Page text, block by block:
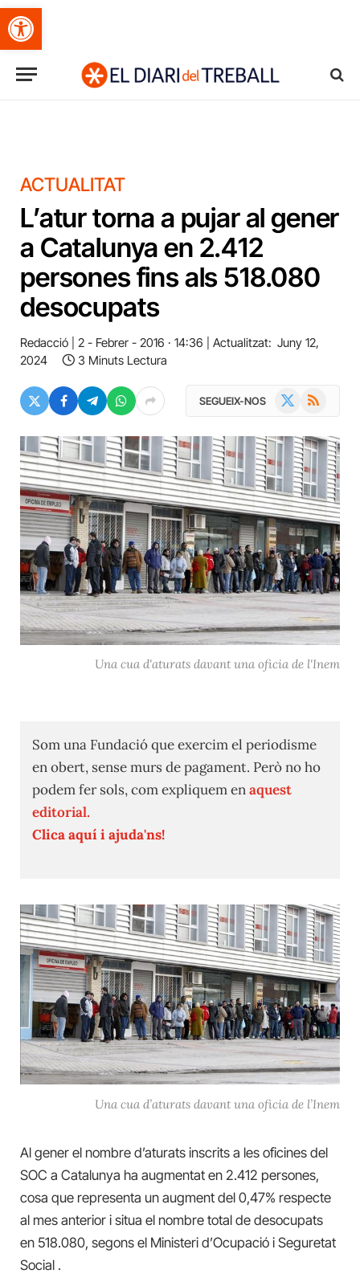
Obre la barra d'eines
ACTUALITAT
L’atur torna a pujar al gener
a Catalunya en 2.412
persones fins als 518.080
desocupats
Redacció 2 - Febrer - 2016 · 14:36 Actualitzat: Juny 12,
2024
3 Minuts Lectura
SEGUEIX-NOS RSS
Una cua d'aturats davant una oficia de l'Inem
Som una Fundació que exercim el periodisme
en obert, sense murs de pagament. Però no ho
podem fer sols, com expliquem enaquest
editorial.
Clica aquí i ajuda'ns!
Una cua d’aturats davant una oficia de l’Inem
Al gener el nombre d’aturats inscrits a les oficines del
SOC a Catalunya ha augmentat en 2.412 persones,
cosa que representa un augment del 0,47% respecte
al mes anterior i situa el nombre total de desocupats
en 518.080, segons el Ministeri d’Ocupació i Seguretat
Social .